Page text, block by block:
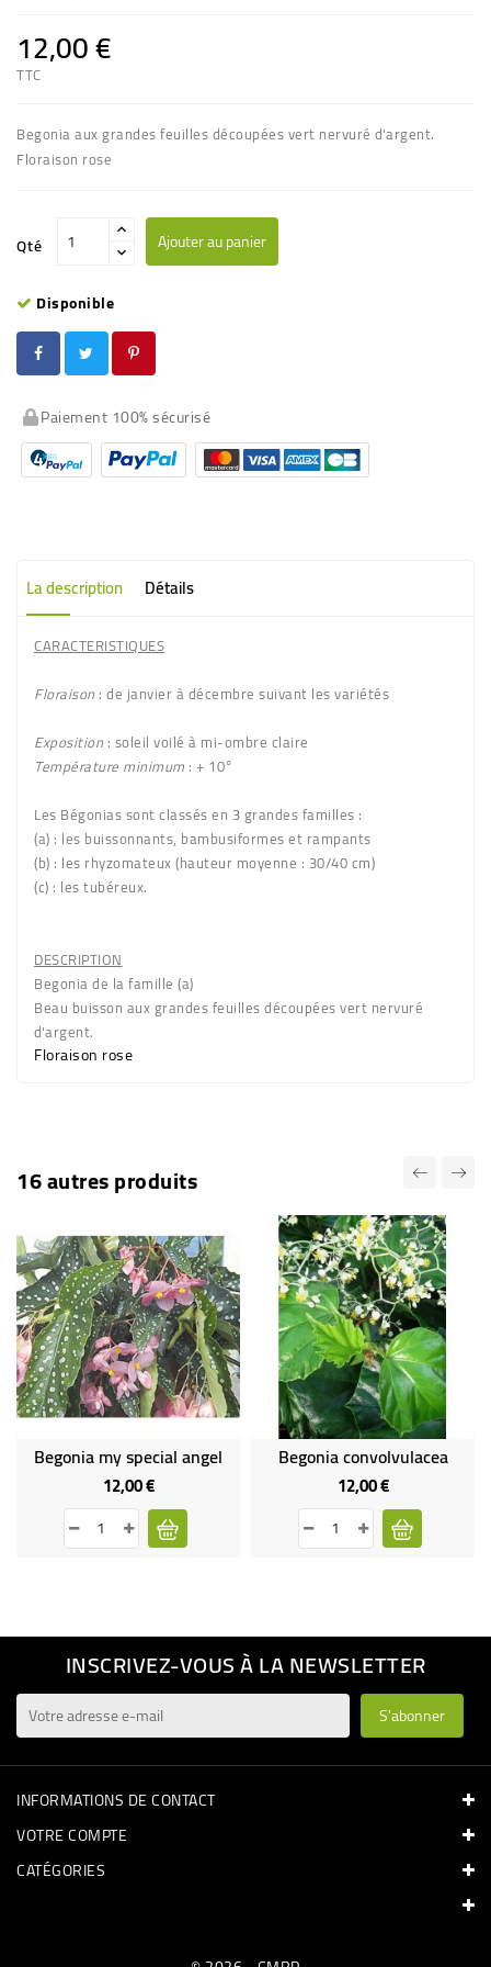
12,00 €
TTC
Begonia aux grandes feuilles découpées vert nervuré d'argent.
Floraison rose
Qté Ajouter au panier
Disponible
Paiement 100% sécurisé
La description Détails
CARACTERISTIQUES
Floraison: de janvier à décembre suivant les variétés
Exposition: soleil voilé à mi-ombre claire
Température minimum : + 10°
Les Bégonias sont classés en 3 grandes familles :
(a) : les buissonnants, bambusiformes et rampants
(b) : les rhyzomateux (hauteur moyenne : 30/40 cm)
(c) : les tubéreux.
DESCRIPTION
Begonia de la famille (a)
Beau buisson aux grandes feuilles découpéesvert nervuré
d'argent.
Floraison rose
16 autres produits
Begonia my special angel
12,00 €Prix
Begonia convolvulacea
12,00 €Prix
INSCRIVEZ-VOUS À LA NEWSLETTER
INFORMATIONS DE CONTACT
VOTRE COMPTE
CATÉGORIES